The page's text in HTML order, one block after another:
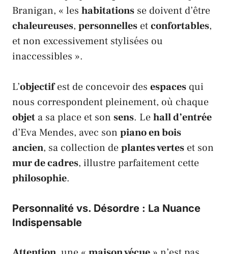
Branigan, « les habitations se doivent d’être
chaleureuses, personnelles etconfortables,
et non excessivement stylisées ou
inaccessibles ».
L’objectifest de concevoir des espaces qui
nous correspondent pleinement, où chaque
objet a sa place et son sens. Lehall d’entrée
d’Eva Mendes, avec son piano en bois
ancien, sa collection deplantes vertes et son
mur de cadres, illustre parfaitement cette
philosophie.
Personnalité vs. Désordre : La Nuance
Indispensable